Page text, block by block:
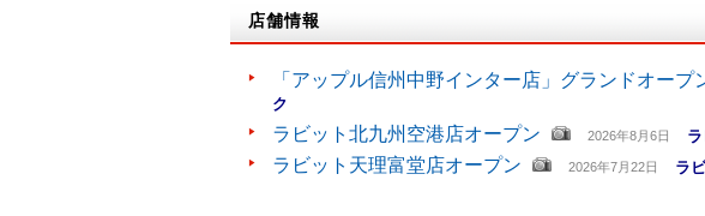
店舗情報
「アップル信州中野インター店」グランドオープ
ク
ラビット北九州空港店オープン
2026年8月6日
ラビット天理富堂店オープン 2026年7月22日
ラ